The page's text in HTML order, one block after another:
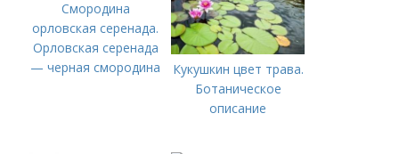
Смородина
орловская серенада.
Орловская серенада
— черная смородина
Кукушкин цвет трава.
Ботаническое
описание